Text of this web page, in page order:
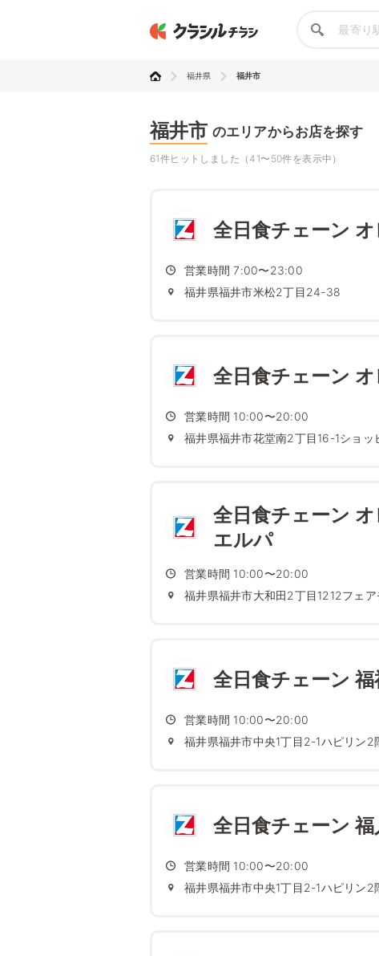
福井県 福井市
福井市 のエリアからお店を探す
61件ヒットしました（41〜50件を表示中）
全日食チェーン
営業時間 7:00〜23:00
福井県福井市米松2丁目24-38
全日食チェーン
営業時間 10:00〜20:00
福井県福井市花堂南2丁目16-1ショッ
全日食チェーン
エルパ
営業時間 10:00〜20:00
福井県福井市大和田2丁目1212フェ
全日食チェーン 福
営業時間 10:00〜20:00
福井県福井市中央1丁目2-1ハピリン2
全日食チェーン
営業時間 10:00〜20:00
福井県福井市中央1丁目2-1ハピリン2